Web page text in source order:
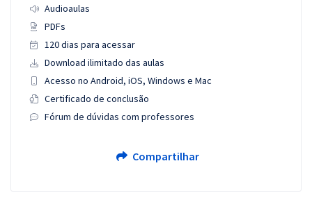
Audioaulas
PDFs
120 dias para acessar
Download ilimitado das aulas
Acesso no Android, iOS, Windows e Mac
Certificado de conclusão
Fórum de dúvidas com professores
Compartilhar